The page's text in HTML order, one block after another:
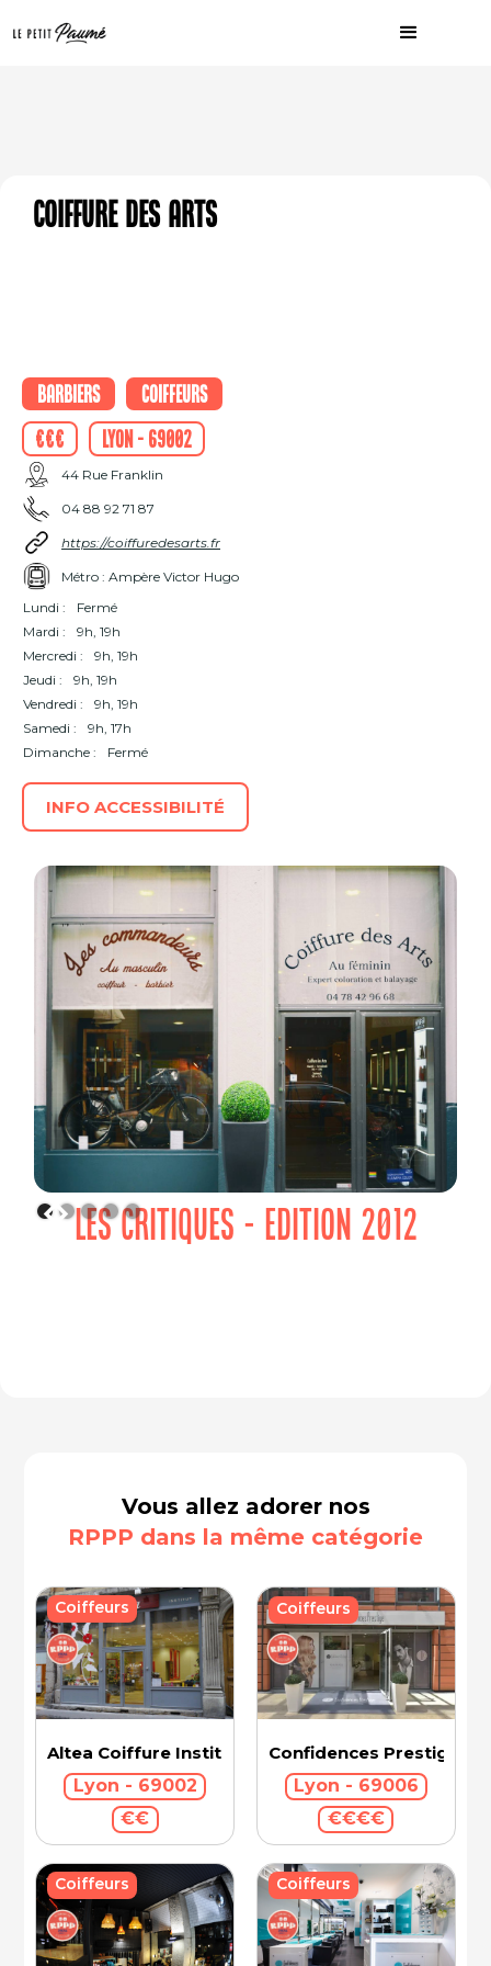
Coiffure des Arts
Barbiers
Coiffeurs
€€€
Lyon - 69002
44 Rue Franklin
04 88 92 71 87
https://coiffuredesarts.fr
Métro : Ampère Victor Hugo
Lundi :
Fermé
Mardi :
9h, 19h
Mercredi :
9h, 19h
Jeudi :
9h, 19h
Vendredi :
9h, 19h
Samedi :
9h, 17h
Dimanche :
Fermé
INFO ACCESSIBILITÉ
LES CRITIQUES - EDITION 2012
Vous allez adorer nos
RPPP dans la même catégorie
Altea Coiffure Institut
Lyon - 69002
€€
Coiffeurs
Confidences Prestige
Lyon - 69006
€€€€
Coiffeurs
Coiffeurs Coiffeurs